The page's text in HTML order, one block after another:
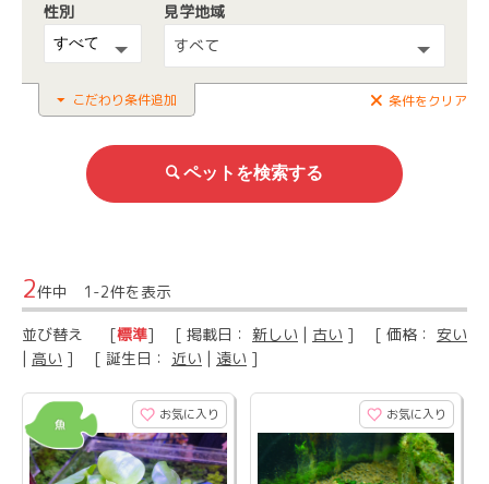
性別
見学地域
すべて
こだわり条件追加 条件をクリア
2件中 1-2件を表示
並び替え [標準] [ 掲載日： 新しい | 古い ] [ 価格： 安い
| 高い ] [ 誕生日： 近い | 遠い ]
お気に入り お気に入り